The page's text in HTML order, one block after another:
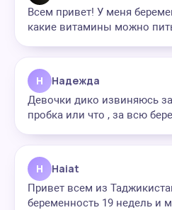
Всем привет! У меня
какие витамины можно
Н Надежда
Девочки дико извиняюсь
пробка или что , за всю
H Haiat
Привет всем из
беременность 19 недель и